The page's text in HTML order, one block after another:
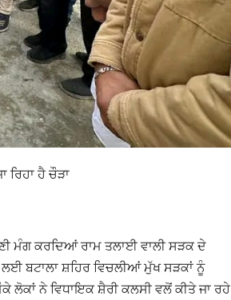
ਰਿਹਾ ਹੈ ਚੌੜਾ
ਮੰਗ ਕਰਦਿਆਂ ਰਾਮ ਤਲਾਈ ਵਾਲੀ ਸੜਕ ਦੇ
ਬਟਾਲਾ ਸ਼ਹਿਰ ਵਿਚਲੀਆਂ ਮੁੱਖ ਸੜਕਾਂ ਨੂੰ
ਲੋਕਾਂ ਨੇ ਵਿਧਾਇਕ ਸ਼ੈਰੀ ਕਲਸੀ ਵਲੋਂ ਕੀਤੇ ਜਾ ਰਹੇ